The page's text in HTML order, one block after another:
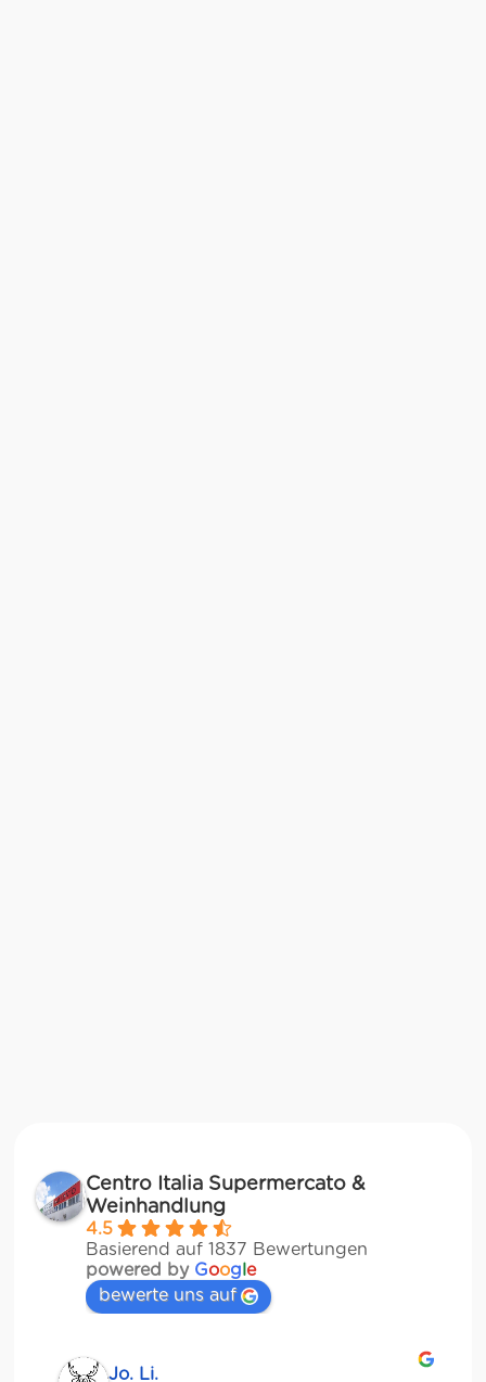
Centro Italia Supermercato &
Weinhandlung
4.5
Basierend auf 1837 Bewertungen
powered by Google
bewerte uns auf
Jo. Li.